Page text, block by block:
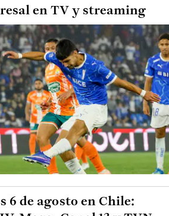
en TV y streaming
6 de agosto en Chile: